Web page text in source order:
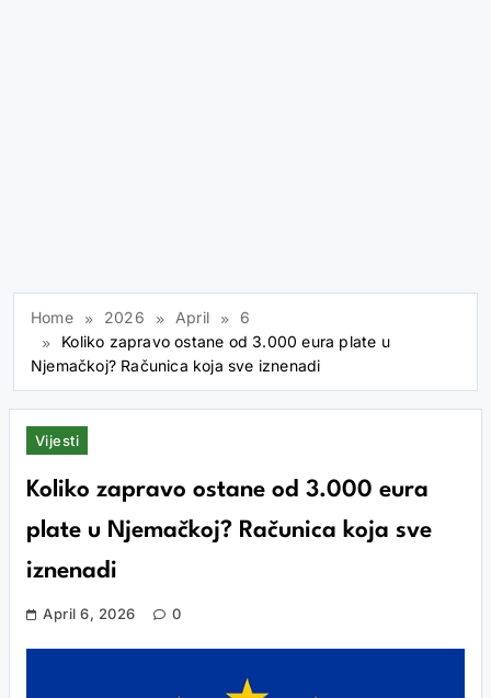
Home 2026 April
6
Koliko zapravo ostane od 3.000 eura plate u
Njemačkoj? Računica koja sve iznenadi
Vijesti
Koliko zapravo ostane od 3.000 eura
plate u Njemačkoj? Računica koja sve
iznenadi
April 6, 2026 0